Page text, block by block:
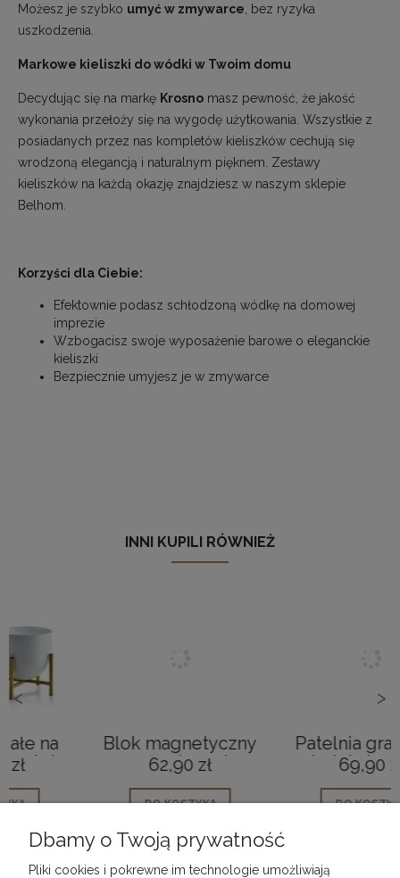
Możesz je szybko umyć w zmywarce , bez ryzyka
uszkodzenia.
Markowe kieliszki do wódki w Twoim domu
Decydując się na markę Krosno masz pewność, że jakość
wykonania przełoży się na wygodę użytkowania. Wszystkie z
posiadanych przez nas kompletów kieliszków cechują się
wrodzoną elegancją i naturalnym pięknem. Zestawy
kieliszków na każdą okazję znajdziesz w naszym sklepie
Belhom.
Korzyści dla Ciebie:
Efektownie podasz schłodzoną wódkę na domowej
imprezie
Wzbogacisz swoje wyposażenie barowe o eleganckie
kieliszki
Bezpiecznie umyjesz je w zmywarce
INNI KUPILI RÓWNIEŻ
<
Blok magnetyczny
na noże drewniany
DO KOSZYKA
Patelnia granitowa
na indukcję głęboka
DO KOSZYKA
>
Dbamy o Twoją prywatność
Pliki cookies i pokrewne im technologie umożliwiają